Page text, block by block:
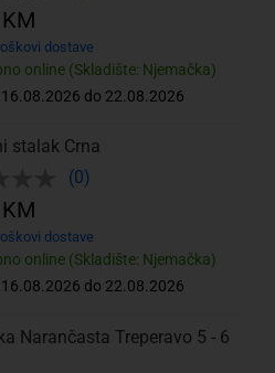
online (Skladište: Njemačka)
do 22.08.2026
dostave
stalak Crna
(0)
online (Skladište: Njemačka)
do 22.08.2026
dostave
Narančasta Treperavo 5 - 6